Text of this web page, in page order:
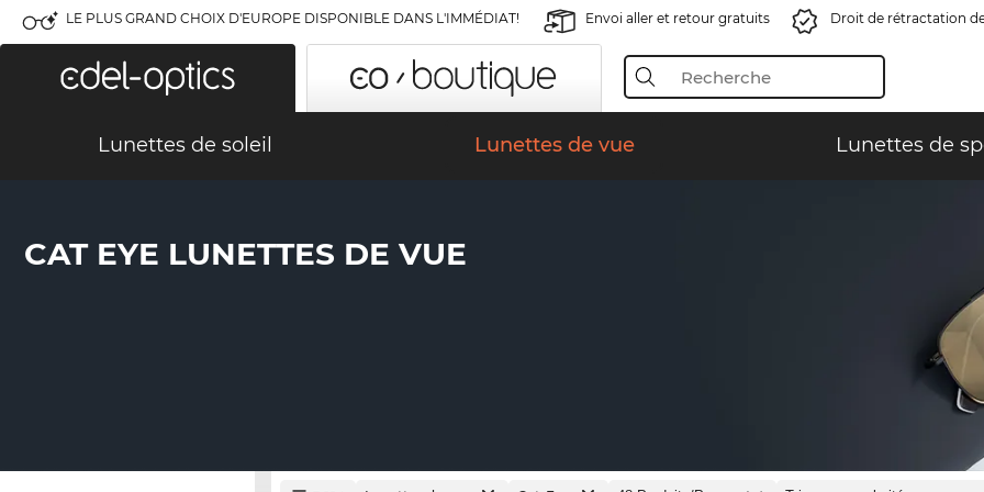
LE PLUS GRAND CHOIX D'EUROPE DISPONIBLE DANS L'IMMÉDIAT! Envoi aller et retour gratuits Droit de rétractation
Lunettes de soleil Lunettes de vue Lunettes de
CAT EYE LUNETTES DE VUE